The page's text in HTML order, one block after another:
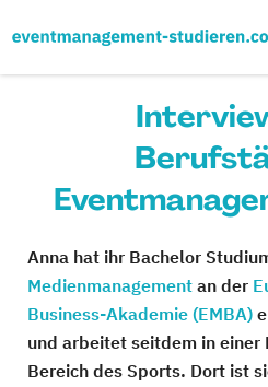
Anna hat ihr Bachelor
Medienmanagement an der
Business-Akademie (EMBA)
und arbeitet seitdem in einer
Bereich des Sports. Dort ist